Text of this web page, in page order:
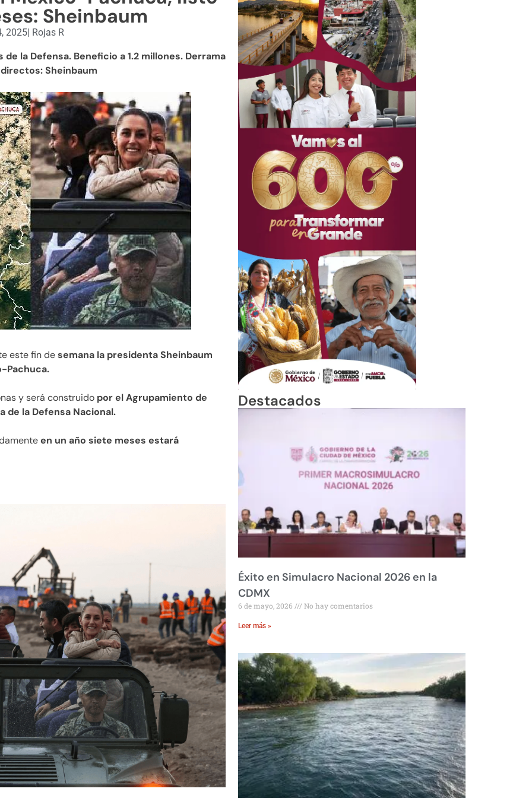
Sheinbaum
2025 Rojas R
la Defensa. Beneficio a 1.2 millones. Derrama
Sheinbaum
este fin desemana la presidenta Sheinbaum
Pachuca.
y será construido por el Agrupamiento de
de la Defensa Nacional.
en un año siete meses estará
Destacados
Éxito en Simulacro Nacional 2026 en la
CDMX
6 de mayo, 2026 No hay comentarios
Leer más »